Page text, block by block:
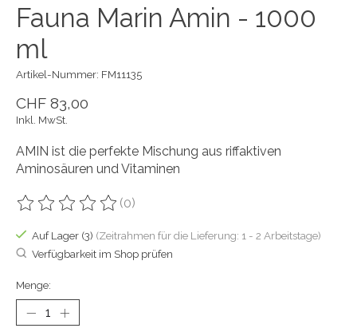
Fauna Marin Amin - 1000
ml
Artikel-Nummer: FM11135
CHF 83,00
Inkl. MwSt.
AMIN ist die perfekte Mischung aus riffaktiven
Aminosäuren und Vitaminen
Die Bewertung dieses Produkts ist
(0)
Auf Lager (3) (Zeitrahmen für die Lieferung: 1 - 2 Arbeitstage)
Verfügbarkeit im Shop prüfen
Menge: